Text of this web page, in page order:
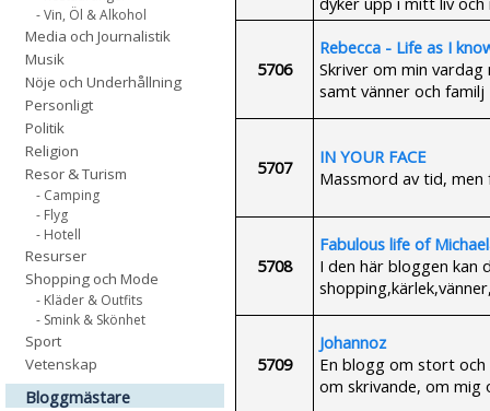
- Vin, Öl & Alkohol
Media och Journalistik
Musik
Nöje och Underhållning
Personligt
Politik
Religion
Resor & Turism
- Camping
- Flyg
- Hotell
Resurser
Shopping och Mode
- Kläder & Outfits
- Smink & Skönhet
Sport
Vetenskap
Bloggmästare
5706
Rebecca - Life as I
Skriver om min
samt vänner och familj
5707
IN YOUR FACE
Massmord av tid,
5708
Fabulous life of
I den här bloggen kan
5709
Johannoz
En blogg om stort
om skrivande, om mig